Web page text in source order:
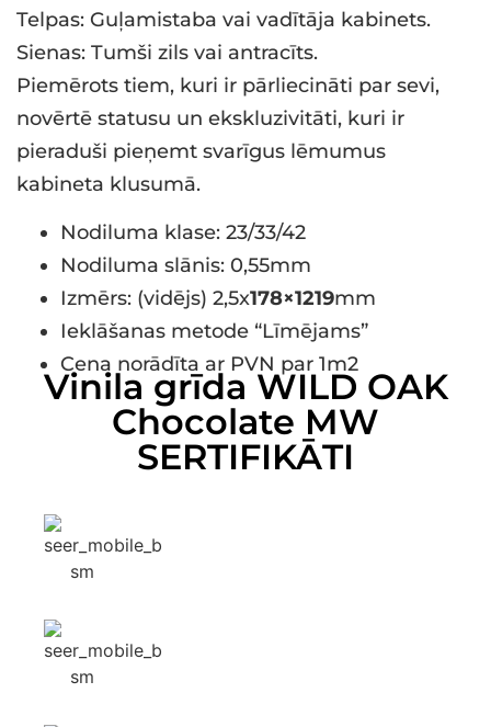
Telpas: Guļamistaba vai vadītāja kabinets.
Sienas: Tumši zils vai antracīts.
Piemērots tiem, kuri ir pārliecināti par sevi,
novērtē statusu un ekskluzivitāti, kuri ir
pieraduši pieņemt svarīgus lēmumus
kabineta klusumā.
Nodiluma klase: 23/33/42
Nodiluma slānis: 0,55mm
Izmērs: (vidējs) 2,5x178×1219mm
Ieklāšanas metode “Līmējams”
Cena norādīta ar PVN par 1m2
Vinila grīda WILD OAK
Chocolate MW
SERTIFIKĀTI